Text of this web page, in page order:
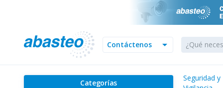
arrow_drop_down
Contáctenos
Categorías
Seguridad y